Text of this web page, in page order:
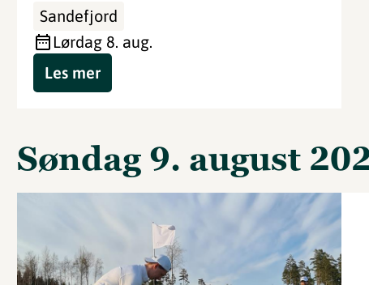
Sandefjord
lørdag 8. aug.
Les mer
søndag 9. august